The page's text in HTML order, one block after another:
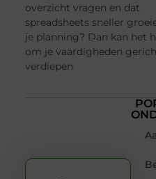
overzicht vragen en dat
spreadsheets sneller
je planning? Dan kan het
om je vaardigheden
verdiepen